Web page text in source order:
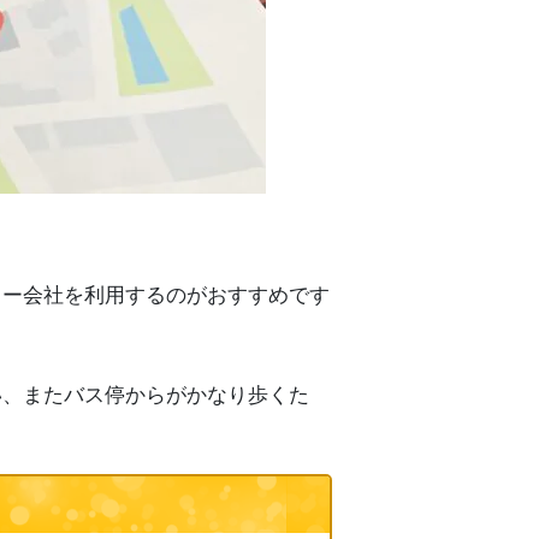
会社を利用するのがおすすめです
またバス停からがかなり歩くた